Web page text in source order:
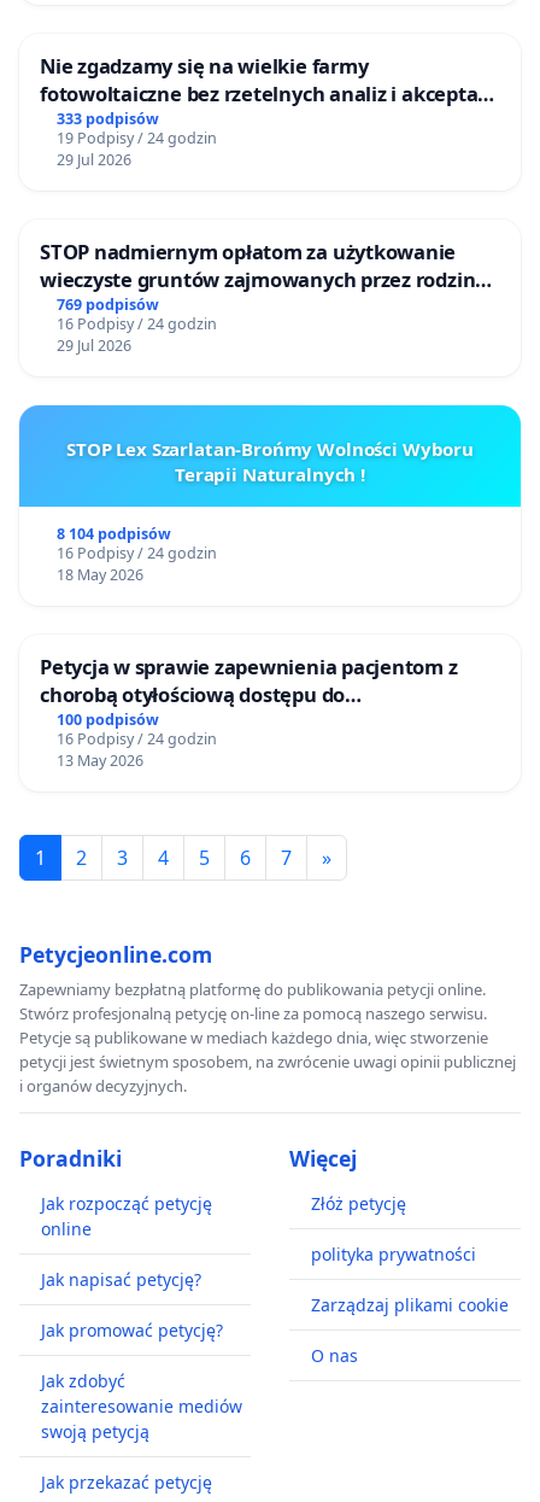
Nie zgadzamy się na wielkie farmy
fotowoltaiczne bez rzetelnych analiz i akceptacji
mieszkańców
333 podpisów
19 Podpisy / 24 godzin
29 Jul 2026
STOP nadmiernym opłatom za użytkowanie
wieczyste gruntów zajmowanych przez rodzinne
ogrody działkowe.
769 podpisów
16 Podpisy / 24 godzin
29 Jul 2026
STOP Lex Szarlatan-Brońmy Wolności Wyboru
Terapii Naturalnych !
8 104 podpisów
16 Podpisy / 24 godzin
18 May 2026
Petycja w sprawie zapewnienia pacjentom z
chorobą otyłościową dostępu do
kompleksowego leczenia oraz programów
profilaktycznych.
100 podpisów
16 Podpisy / 24 godzin
13 May 2026
1 2 3 4 5 6 7 »
Petycjeonline.com
Zapewniamy bezpłatną platformę do publikowania petycji online.
Stwórz profesjonalną petycję on-line za pomocą naszego serwisu.
Petycje są publikowane w mediach każdego dnia, więc stworzenie
petycji jest świetnym sposobem, na zwrócenie uwagi opinii publicznej
i organów decyzyjnych.
Poradniki
Jak rozpocząć petycję
online
Jak napisać petycję?
Jak promować petycję?
Jak zdobyć
zainteresowanie mediów
swoją petycją
Jak przekazać petycję
Więcej
Złóż petycję
polityka prywatności
Zarządzaj plikami cookie
O nas